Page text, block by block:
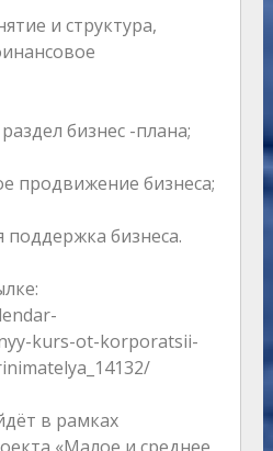
и структура,
бизнес -плана;
продвижение бизнеса;
поддержка бизнеса.
kurs-ot-korporatsii-
в рамках